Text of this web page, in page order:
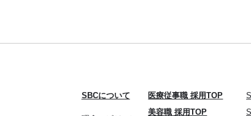
SBCについて
医療従事職 採用TOP
美容職 採用TOP